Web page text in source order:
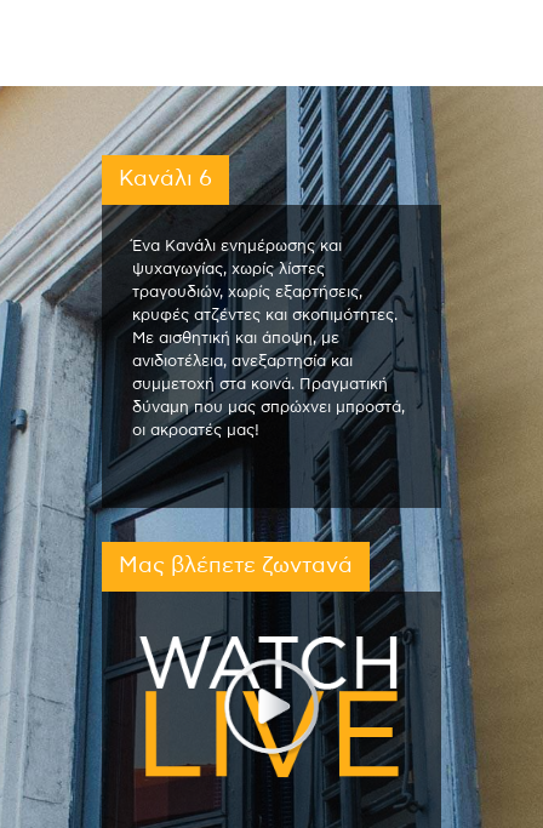
Κανάλι 6
Ένα Κανάλι ενημέρωσης και
ψυχαγωγίας, χωρίς λίστες
τραγουδιών, χωρίς εξαρτήσεις,
κρυφές ατζέντες και σκοπιμότητες.
Με αισθητική και άποψη, με
ανιδιοτέλεια, ανεξαρτησία και
συμμετοχή στα κοινά. Πραγματική
δύναμη που μας σπρώχνει μπροστά,
οι ακροατές μας!
Μας βλέπετε ζωντανά